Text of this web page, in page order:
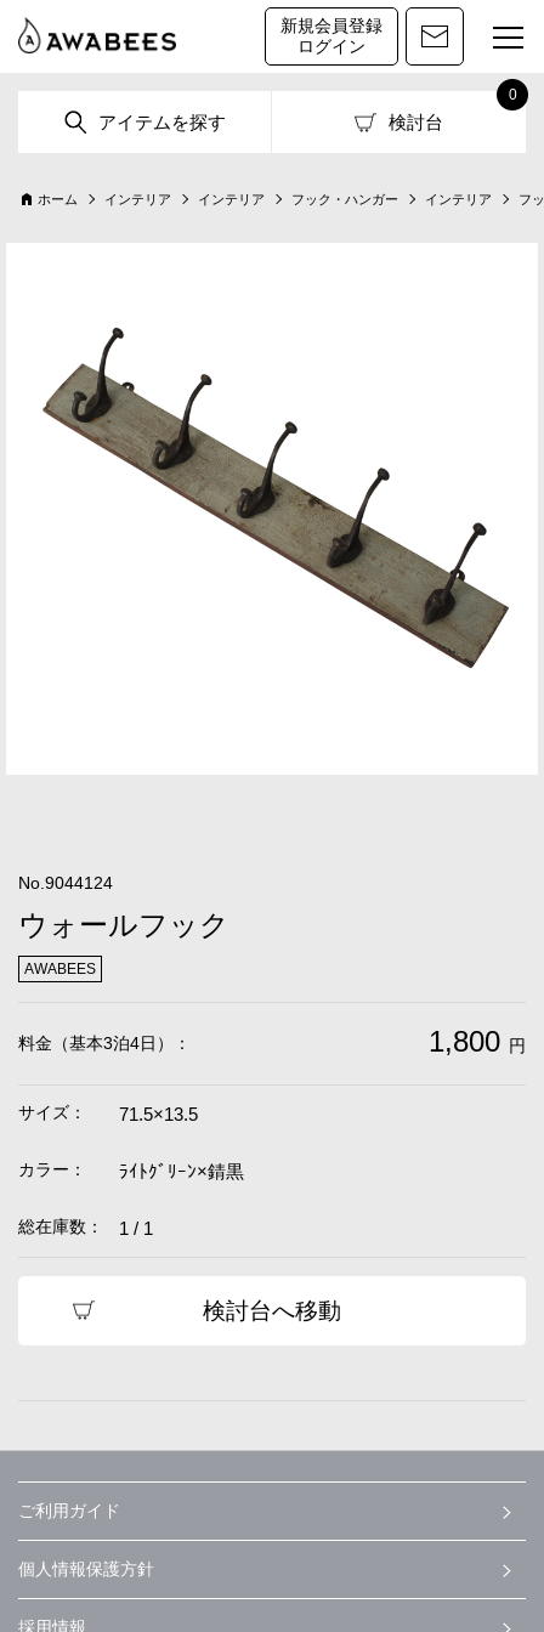
新規会員登録
ログイン
アイテムを探す 検討台
0
ホーム インテリア インテリア フック・ハンガー インテリア フ
No.9044124
ウォールフック
AWABEES
料金（基本3泊4日）： 1,800 円
サイズ： 71.5×13.5
カラー： ﾗｲﾄｸﾞﾘｰﾝ×錆黒
総在庫数： 1 / 1
検討台へ移動
ご利用ガイド
個人情報保護方針
採用情報